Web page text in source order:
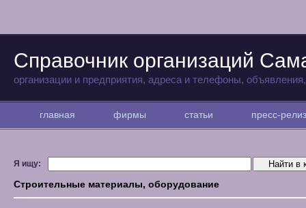
Справочник организаций
организации и предприятия, адреса и телефоны,
главная фирмы статьи пресс-
Я ищу:
Строительные материалы, оборудование